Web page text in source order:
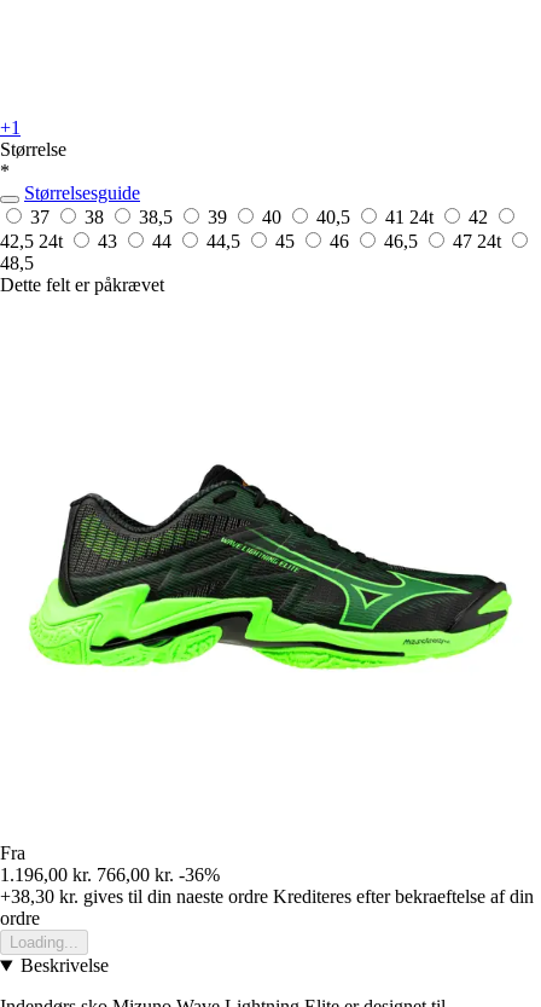
+1
Størrelse
*
Størrelsesguide
37
38 38,5 39 40 40,5 41 24t
42
42,5 24t 43 44 44,5 45 46 46,5 47 24t
48,5
Dette felt er påkrævet
Fra
1.196,00 kr. 766,00 kr. -36%
+38,30 kr. gives til din naeste ordre Krediteres efter bekraeftelse af din
ordre
Loading...
Beskrivelse